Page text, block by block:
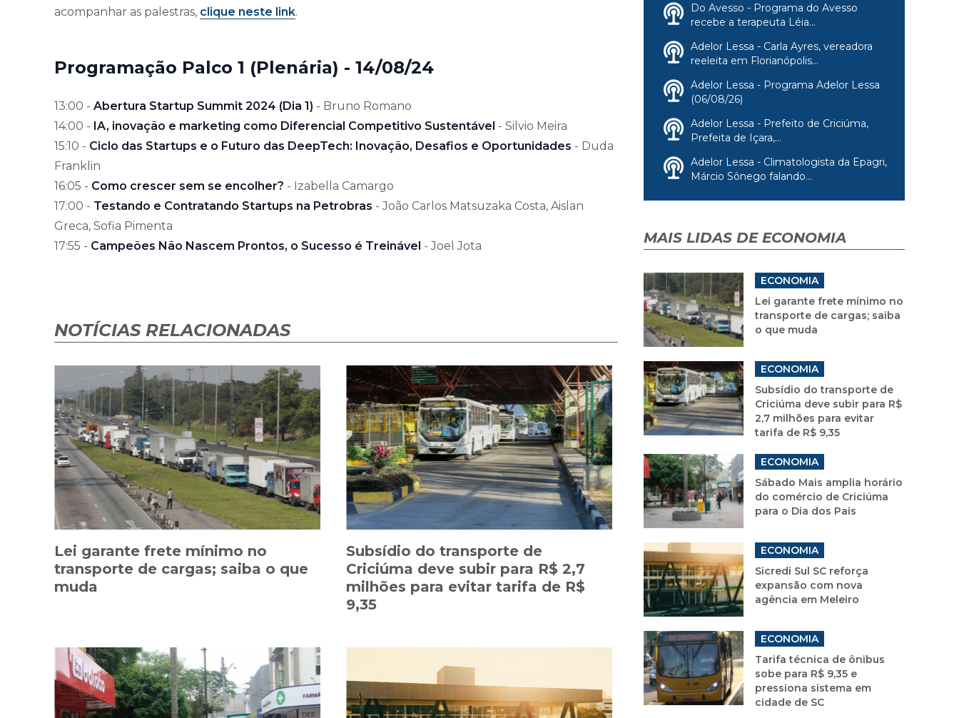
acompanhar as palestras, clique neste link.
Programação Palco 1 (Plenária) - 14/08/24
13:00 - Abertura Startup Summit 2024 (Dia 1) - Bruno Romano
14:00 - IA, inovação e marketing como Diferencial Competitivo Sustentável - Silvio Meira
15:10 - Ciclo das Startups e o Futuro das DeepTech: Inovação, Desafios e Oportunidades - Duda
Franklin
16:05 - Como crescer sem se encolher? - Izabella Camargo
17:00 - Testando e Contratando Startups na Petrobras - João Carlos Matsuzaka Costa, Aislan
Greca, Sofia Pimenta
17:55 - Campeões Não Nascem Prontos, o Sucesso é Treinável - Joel Jota
NOTÍCIAS RELACIONADAS
Lei garante frete mínimo no
transporte de cargas; saiba o que
muda
Subsídio do transporte de
Criciúma deve subir para R$ 2,7
milhões para evitar tarifa de R$
9,35
Do Avesso - Programa do Avesso
recebe a terapeuta Léia...
Adelor Lessa - Carla Ayres, vereadora
reeleita em Florianópolis...
Adelor Lessa - Programa Adelor Lessa
(06/08/26)
Adelor Lessa - Prefeito de Criciúma,
Prefeita de Içara,...
Adelor Lessa - Climatologista da Epagri,
Márcio Sônego falando...
MAIS LIDAS DE ECONOMIA
ECONOMIA
Lei garante frete mínimo no
transporte de cargas; saiba
o que muda
ECONOMIA
Subsídio do transporte de
Criciúma deve subir para R$
2,7 milhões para evitar
tarifa de R$ 9,35
ECONOMIA
Sábado Mais amplia horário
do comércio de Criciúma
para o Dia dos Pais
ECONOMIA
Sicredi Sul SC reforça
expansão com nova
agência em Meleiro
ECONOMIA
Tarifa técnica de ônibus
sobe para R$ 9,35 e
pressiona sistema em
cidade de SC